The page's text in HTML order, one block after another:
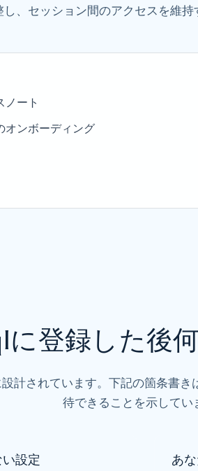
、セッション間のアクセスを維持
ート
オンボーディング
登録した後
計されています。下記の箇条書
待できることを示してい
設定
あ